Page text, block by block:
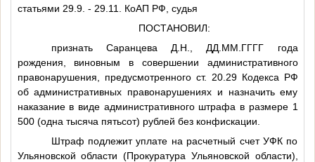
статьями 29.9. - 29.11. КоАП РФ, судья
ПОСТАНОВИЛ:
признать Саранцева Д.Н. ДД.ММ.ГГГГ года
рождения, виновным в совершении административного
правонарушения, предусмотренного ст. 20.29 Кодекса РФ
об административных правонарушениях и назначить ему
наказание в виде административного штрафа в размере 1
500 (одна тысяча пятьсот) рублей без конфискации.
Штраф подлежит уплате на расчетный счет УФК по
Ульяновской области (Прокуратура Ульяновской области),